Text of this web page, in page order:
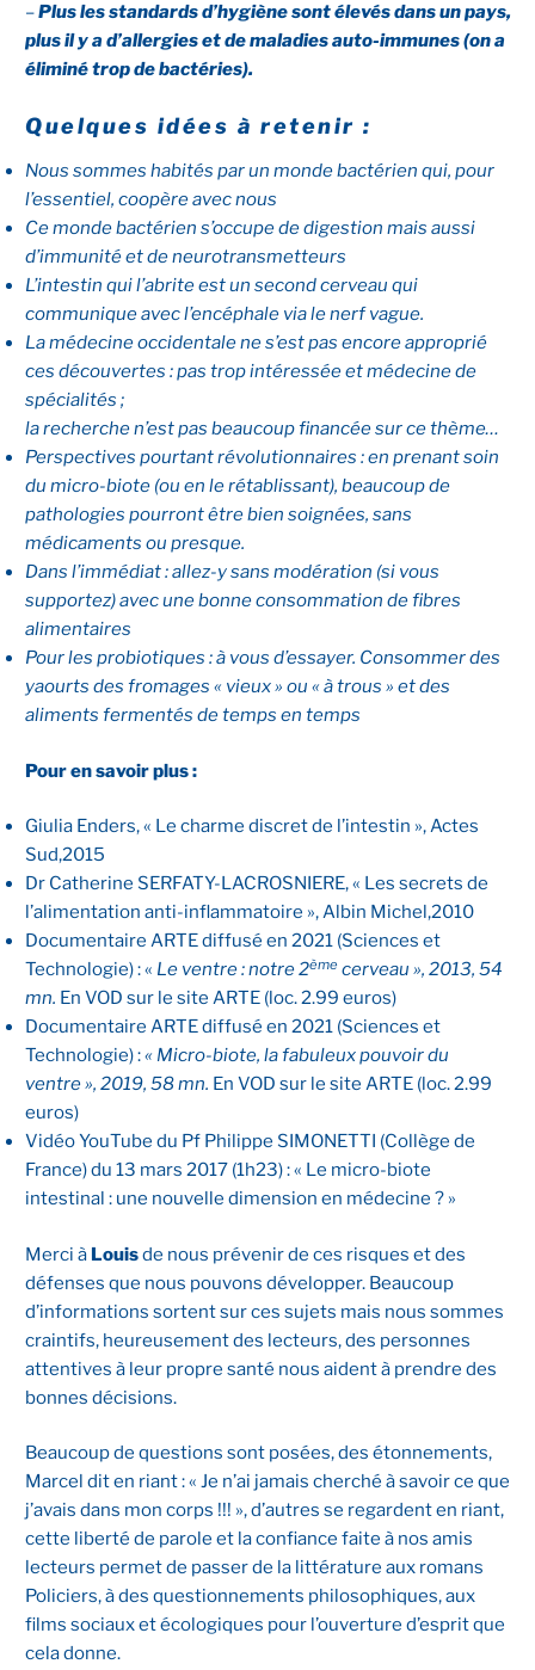
–Plus les standards d’hygiène sont élevés dans un pays,
plus il y a d’allergies et de maladies auto-immunes (on a
éliminé trop de bactéries).
Quelques idées à retenir :
Nous sommes habités par un monde bactérien qui, pour
l’essentiel, coopère avec nous
Ce monde bactérien s’occupe de digestion mais aussi
d’immunité et de neurotransmetteurs
L’intestin qui l’abrite est un second cerveau qui
communique avec l’encéphale via le nerf vague.
La médecine occidentale ne s’est pas encore approprié
ces découvertes : pas trop intéressée et médecine de
spécialités ;
la recherche n’est pas beaucoup financée sur ce thème…
Perspectives pourtant révolutionnaires : en prenant soin
du micro-biote (ou en le rétablissant), beaucoup de
pathologies pourront être bien soignées, sans
médicaments ou presque.
Dans l’immédiat : allez-y sans modération (si vous
supportez) avec une bonne consommation de fibres
alimentaires
Pour les probiotiques : à vous d’essayer. Consommer des
yaourts des fromages « vieux » ou « à trous » et des
aliments fermentés de temps en temps
Pour en savoir plus :
Giulia Enders, « Le charme discret de l’intestin », Actes
Sud,2015
Dr Catherine SERFATY-LACROSNIERE, « Les secrets de
l’alimentation anti-inflammatoire », Albin Michel,2010
Documentaire ARTE diffusé en 2021 (Sciences et
Technologie) : « Le ventre : notre 2ème cerveau », 2013, 54
mn. En VOD sur le site ARTE (loc. 2.99 euros)
Documentaire ARTE diffusé en 2021 (Sciences et
Technologie) :« Micro-biote, la fabuleux pouvoir du
ventre », 2019, 58 mn. En VOD sur le site ARTE (loc. 2.99
euros)
Vidéo YouTube du Pf Philippe SIMONETTI (Collège de
France) du 13 mars 2017 (1h23) : « Le micro-biote
intestinal : une nouvelle dimension en médecine ? »
Merci à Louisde nous prévenir de ces risques et des
défenses que nous pouvons développer. Beaucoup
d’informations sortent sur ces sujets mais nous sommes
craintifs, heureusement des lecteurs, des personnes
attentives à leur propre santé nous aident à prendre des
bonnes décisions.
Beaucoup de questions sont posées, des étonnements,
Marcel dit en riant : « Je n’ai jamais cherché à savoir ce que
j’avais dans mon corps !!! », d’autres se regardent en riant,
cette liberté de parole et la confiance faite à nos amis
lecteurs permet de passer de la littérature aux romans
Policiers, à des questionnements philosophiques, aux
films sociaux et écologiques pour l’ouverture d’esprit que
cela donne.